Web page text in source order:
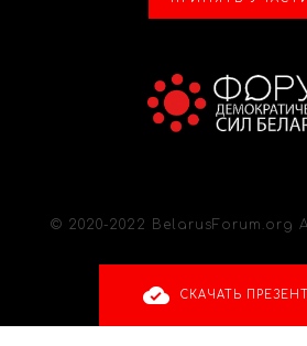
© 2020-2022 BelarusForum.org
СКАЧАТЬ